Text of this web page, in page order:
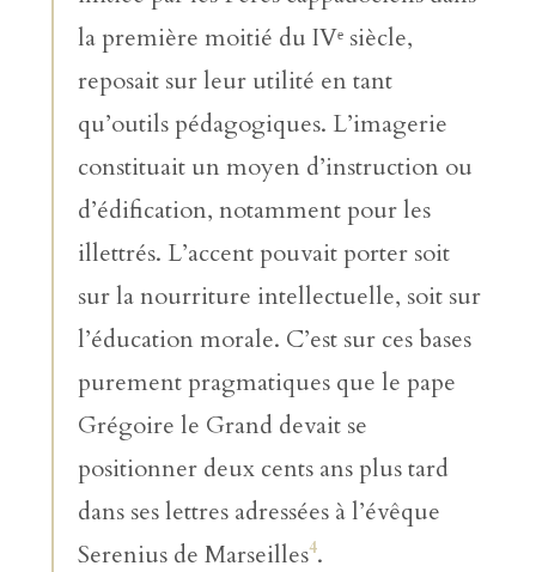
la première moitié du IVᵉ siècle,
reposait sur leur utilité en tant
qu’outils pédagogiques. L’imagerie
constituait un moyen d’instruction ou
d’édification, notamment pour les
illettrés. L’accent pouvait porter soit
sur la nourriture intellectuelle, soit sur
l’éducation morale. C’est sur ces bases
purement pragmatiques que le pape
Grégoire le Grand devait se
positionner deux cents ans plus tard
dans ses lettres adressées à l’évêque
Serenius de Marseilles4.